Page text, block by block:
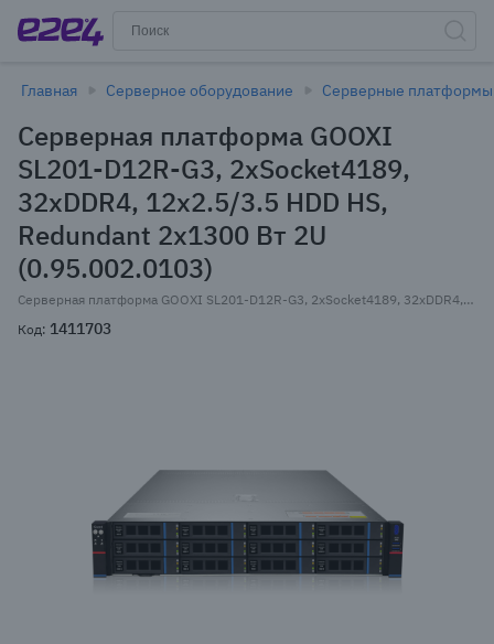
Главная Серверное оборудование Серверные платформы
Серверная платформа GOOXI
SL201-D12R-G3, 2xSocket4189,
32xDDR4, 12x2.5/3.5 HDD HS,
Redundant 2x1300 Вт 2U
(0.95.002.0103)
Серверная платформа GOOXI SL201-D12R-G3, 2xSocket4189, 32xDDR4, 12x2.5/3.5 HDD HS + 4x2.5 HS, 2xM.2-PCI-E, 2xGLAN, IPMI, Redundant 2x1300 Вт, 2U (0.95.002.0103)
Код: 1411703